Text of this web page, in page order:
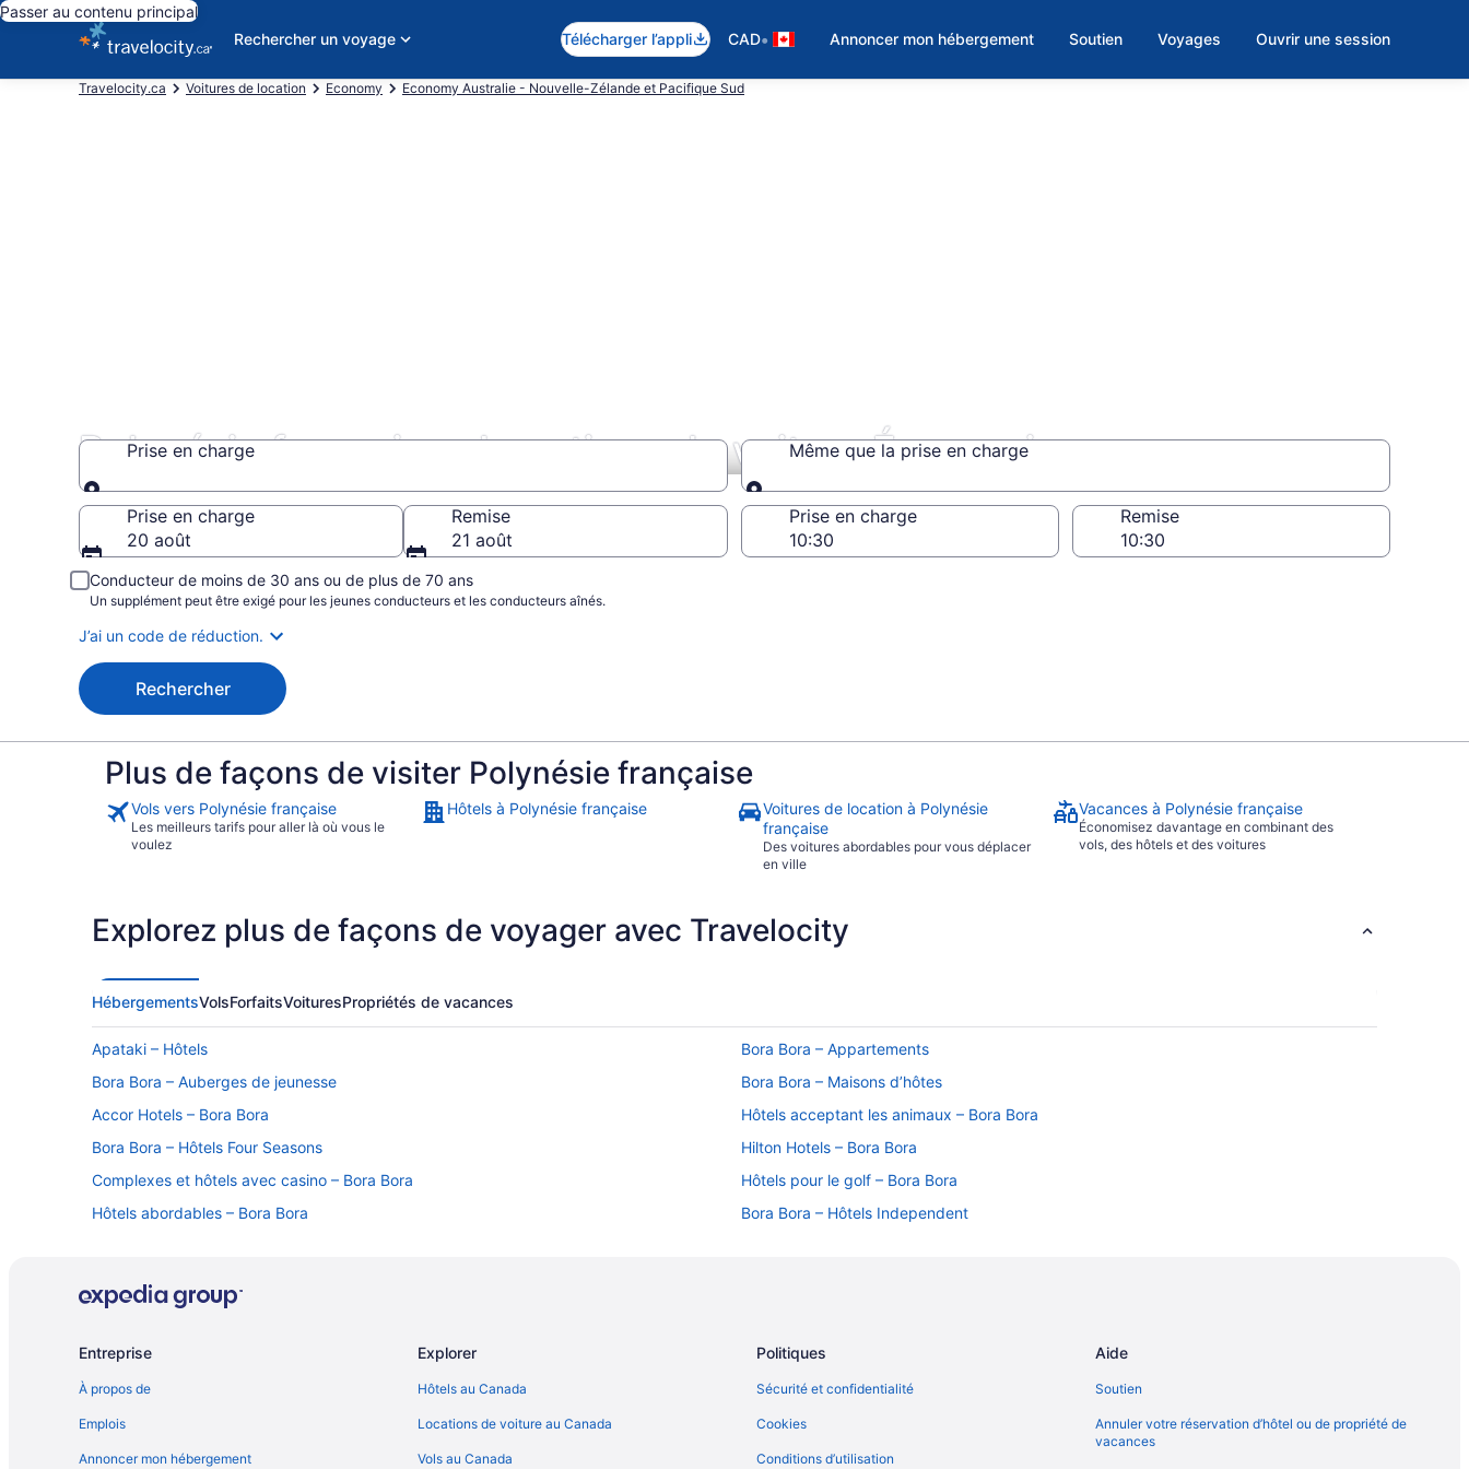
Passer au contenu principal
Rechercher un voyage
Télécharger l’appli CAD• Annoncer mon hébergement Soutien Voyages Ouvrir une session
Travelocity.ca Voitures de location Economy Economy Australie - Nouvelle-Zélande et Pacifique Sud
Polynésie française : Locations de voiture Économique
Prise en charge
Prise en charge
Même que la prise en charge
Même que la prise en charge
Prise en charge
20 août
Remise
21 août
Prise en charge Remise
Conducteur de moins de 30 ans ou de plus de 70 ans
Un supplément peut être exigé pour les jeunes conducteurs et les conducteurs aînés.
J’ai un code de réduction.
Rechercher
Plus de façons de visiter Polynésie française
Vols vers Polynésie française
Les meilleurs tarifs pour aller là où vous le
voulez
Hôtels à Polynésie française
Voitures de location à Polynésie
française
Des voitures abordables pour vous déplacer
en ville
Vacances à Polynésie française
Économisez davantage en combinant des
vols, des hôtels et des voitures
Explorez plus de façons de voyager avec Travelocity
HébergementsVolsForfaitsVoituresPropriétés de vacances
Apataki – Hôtels
Bora Bora – Appartements
Bora Bora – Auberges de jeunesse
Bora Bora – Maisons d’hôtes
Accor Hotels – Bora Bora
Hôtels acceptant les animaux – Bora Bora
Bora Bora – Hôtels Four Seasons
Hilton Hotels – Bora Bora
Complexes et hôtels avec casino – Bora Bora
Hôtels pour le golf – Bora Bora
Hôtels abordables – Bora Bora
Bora Bora – Hôtels Independent
Fatu Hiva – Hôtels
Iles Marquises – Auberges de jeunesse
Kaukura – Hôtels
Entreprise
À propos de
Emplois
Annoncer mon hébergement
Explorer
Hôtels au Canada
Locations de voiture au Canada
Vols au Canada
Politiques
Sécurité et confidentialité
Cookies
Conditions d’utilisation
Aide
Soutien
Annuler votre réservation d’hôtel ou de propriété de
vacances